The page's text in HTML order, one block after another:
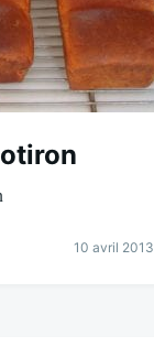
10 avril 2013